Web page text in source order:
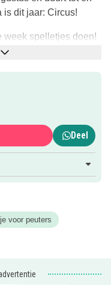
is dit jaar: Circus!
week spelletjes doen!
peuters, kleuters,
6. Om je in te
roze button!
Deel
voor peuters